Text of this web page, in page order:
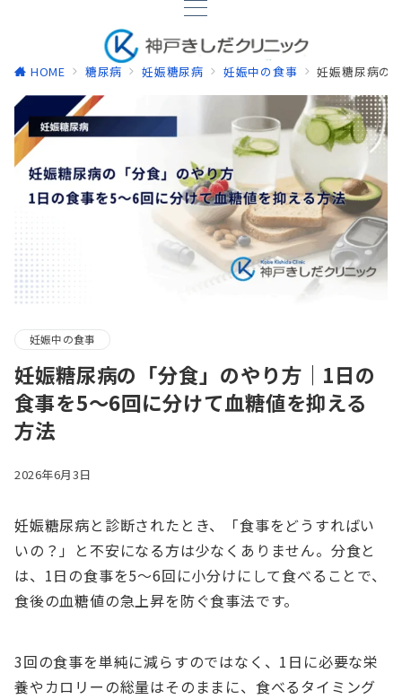
HOME 糖尿病 妊娠糖尿病 妊娠中の食事 妊娠糖尿病の
妊娠中の食事
妊娠糖尿病の「分食」のやり方｜1日の
食事を5〜6回に分けて血糖値を抑える
方法
2026年6月3日
妊娠糖尿病と診断されたとき、「食事をどうすればい
いの？」と不安になる方は少なくありません。分食と
は、1日の食事を5〜6回に小分けにして食べることで、
食後の血糖値の急上昇を防ぐ食事法です。
3回の食事を単純に減らすのではなく、1日に必要な栄
養やカロリーの総量はそのままに、食べるタイミング